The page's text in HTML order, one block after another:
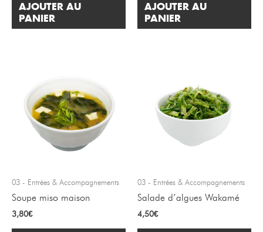
AJOUTER AU
PANIER
AJOUTER AU
PANIER
03 - Entrées & Accompagnements
Soupe miso maison
3,80€
03 - Entrées & Accompagnements
Salade d’algues Wakamé
4,50€